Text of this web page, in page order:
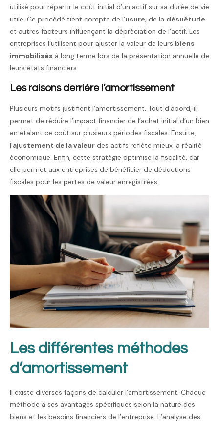
utilisé pour répartir le coût initial d’un actif sur sa durée de vie
utile. Ce procédé tient compte de l’usure, de la désuétude
et autres facteurs influençant la dépréciation de l’actif. Les
entreprises l’utilisent pour ajuster la valeur de leurs biens
immobilisés à long terme lors de la présentation annuelle de
leurs états financiers.
Les raisons derrière l’amortissement
Plusieurs motifs justifient l’amortissement. Tout d’abord, il
permet de réduire l’impact financier de l’achat initial d’un bien
en étalant ce coût sur plusieurs périodes fiscales. Ensuite,
l’ajustement de la valeur des actifs reflète mieux la réalité
économique. Enfin, cette stratégie optimise la fiscalité, car
elle permet aux entreprises de bénéficier de déductions
fiscales pour les pertes de valeur enregistrées.
Les différentes méthodes
d’amortissement
Il existe diverses façons de calculer l’amortissement. Chaque
méthode a ses avantages spécifiques selon la nature des
biens et les besoins financiers de l’entreprise. L’analyse des